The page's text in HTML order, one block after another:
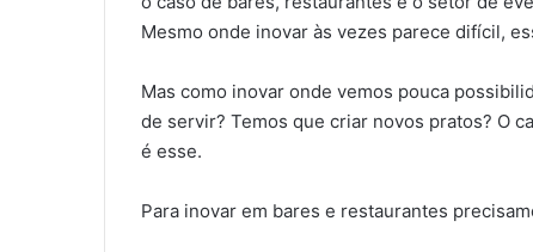
Mesmo onde inovar às vezes parece difícil,
Mas como inovar onde vemos pouca
de servir? Temos que criar novos pratos? O
é esse.
Para inovar em bares e restaurantes